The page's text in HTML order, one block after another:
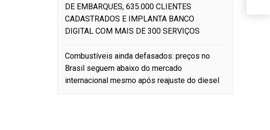
DE EMBARQUES, 635.000 CLIENTES
CADASTRADOS E IMPLANTA BANCO
DIGITAL COM MAIS DE 300 SERVIÇOS
Combustíveis ainda defasados: preços no
Brasil seguem abaixo do mercado
internacional mesmo após reajuste do diesel